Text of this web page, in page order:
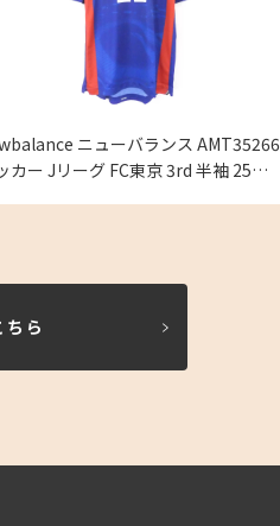
ニューバランス AMT35266
カー Jリーグ FC東京 3rd 半袖 25周
ら